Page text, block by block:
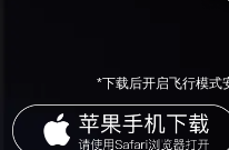
*下载后开启飞行模式